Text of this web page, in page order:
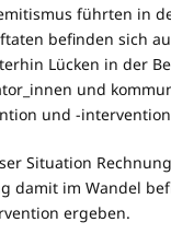
führten in
befinden sich
Lücken in der
und
und -
Situation
damit im Wandel
ergeben.